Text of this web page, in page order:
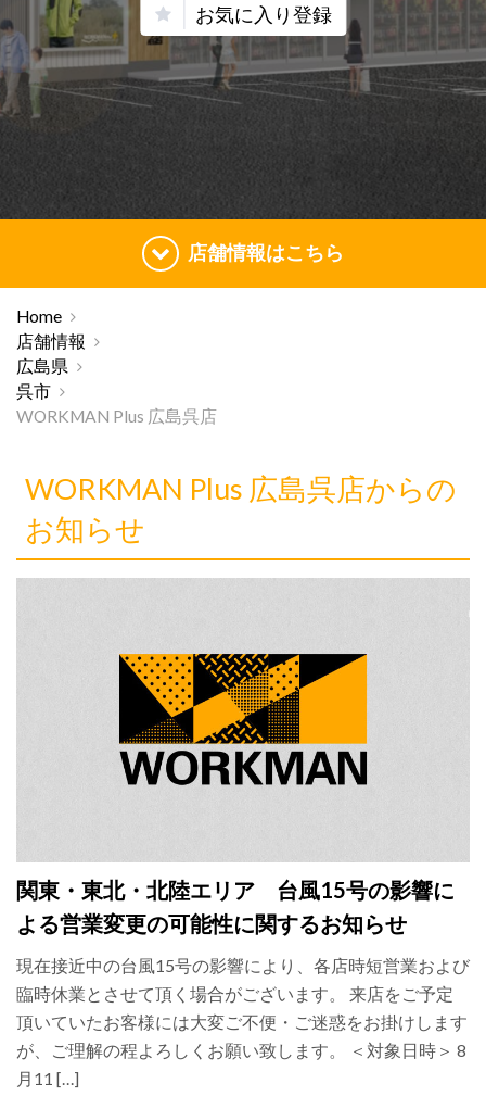
お気に入り登録
店舗情報はこちら
Home
店舗情報
広島県
呉市
WORKMAN Plus 広島呉店
WORKMAN Plus 広島呉店からの
お知らせ
関東・東北・北陸エリア 台風15号の影響に
よる営業変更の可能性に関するお知らせ
現在接近中の台風15号の影響により、各店時短営業および
臨時休業とさせて頂く場合がございます。 来店をご予定
頂いていたお客様には大変ご不便・ご迷惑をお掛けします
が、ご理解の程よろしくお願い致します。 ＜対象日時＞ 8
月11 […]